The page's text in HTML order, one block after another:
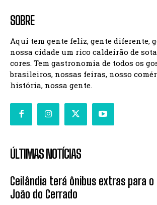
SOBRE
Aqui tem gente feliz, gente diferente,
nossa cidade um rico caldeirão de
cores. Tem gastronomia de todos os
brasileiros, nossas feiras, nosso
história, nossa gente.
ÚLTIMAS NOTÍCIAS
Ceilândia terá ônibus extras para o
João do Cerrado